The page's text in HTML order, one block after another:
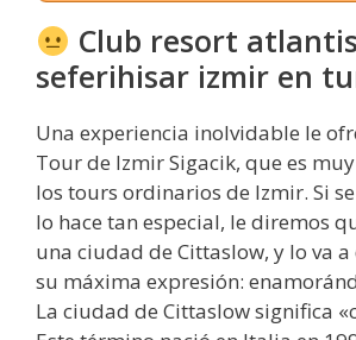
Club resort
seferihisar izmir en
Una experiencia inolvidable le
Tour de Izmir Sigacik, que es
los tours ordinarios de Izmir. Si
lo hace tan especial, le diremos
una ciudad de Cittaslow, y lo va
su máxima expresión:
La ciudad de Cittaslow significa